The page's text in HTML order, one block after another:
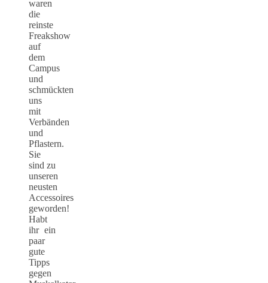
waren
die
reinste
Freakshow
auf
dem
Campus
und
schmückten
uns
mit
Verbänden
und
Pflastern.
Sie
sind zu
unseren
neusten
Accessoires
geworden!
Habt
ihr ein
paar
gute
Tipps
gegen